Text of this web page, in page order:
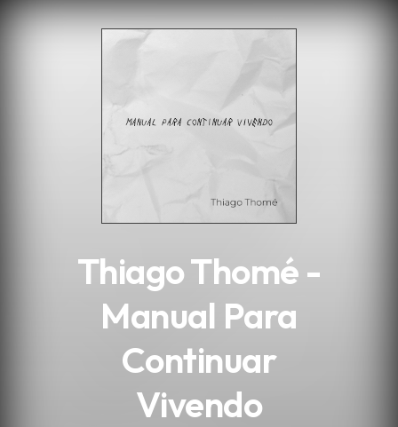
Thiago Thomé -
Manual Para
Continuar
Vivendo